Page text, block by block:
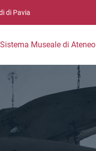
di Pavia
Sistema Museale di Ateneo